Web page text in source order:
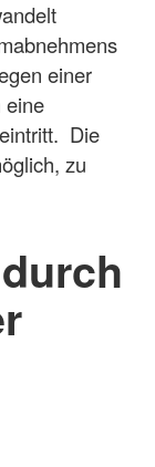
einer
eine
Die
zu